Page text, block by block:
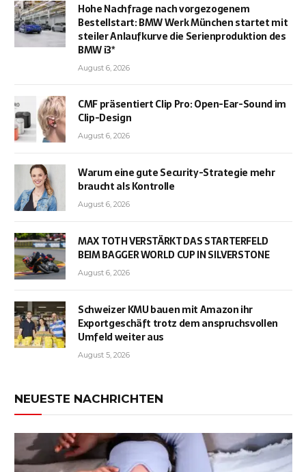
Hohe Nachfrage nach vorgezogenem
Bestellstart: BMW Werk München startet mit
steiler Anlaufkurve die Serienproduktion des
BMW i3*
August 6, 2026
CMF präsentiert Clip Pro: Open-Ear-Sound im
Clip-Design
August 6, 2026
Warum eine gute Security-Strategie mehr
braucht als Kontrolle
August 6, 2026
MAX TOTH VERSTÄRKT DAS STARTERFELD
BEIM BAGGER WORLD CUP IN SILVERSTONE
August 6, 2026
Schweizer KMU bauen mit Amazon ihr
Exportgeschäft trotz dem anspruchsvollen
Umfeld weiter aus
August 5, 2026
NEUESTE NACHRICHTEN